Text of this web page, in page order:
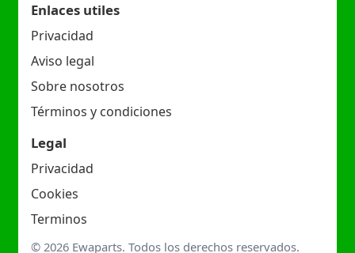
Enlaces utiles
Privacidad
Aviso legal
Sobre nosotros
Términos y condiciones
Legal
Privacidad
Cookies
Terminos
© 2026 Ewaparts. Todos los derechos reservados.